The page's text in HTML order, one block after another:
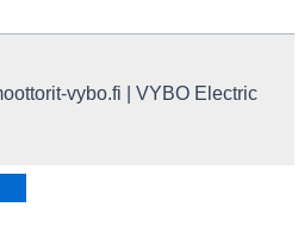
vybo.fi | VYBO Electric